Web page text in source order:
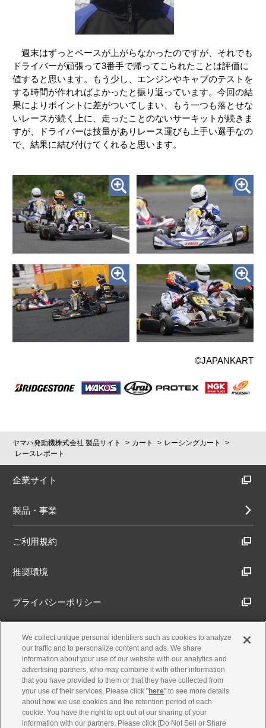
週末はずっとペースが上がらなかったのですが、それでも
ドライバーが頑張って3番手で帰ってこられたことは評価に
値すると思います。もう少し、エンジンやキャブのテストを
する時間が作れればよかったと振り返っています。今回の結
果によりポイントに差がついてしまい、もう一つも落とせな
いレースが続く上に、走ったことのないサーキットが続きま
すが、ドライバーは技量がありレース運びも上手い選手なの
で、結果に結び付けてくれると思います。
©JAPANKART
ヤマハ発動機株式会社 製品サイト カート
レーシングカート
レースレポート
企業サイト
製品・事業
ご利用規約
推奨環境
プライバシーポリシー
Cookieポリシー
アクセシビリティ方針
古物営業法に基づく表示
We collect unique personal identifiers such as cookies to analyze
our traffic and to personalize content and ads. We share
information about your use of our website with our analytics and
advertising partners, who may combine it with other information
that you have provided to them or that they have collected from
your use of their services. Please click "here" to see more details
about how we use cookies and the retention period of each
cookie. You have the right to opt out of our sharing of your
information with our partners. Please click [Do Not Sell or Share